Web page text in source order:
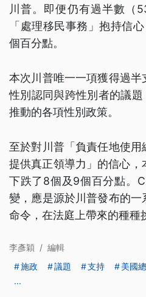
川普。即便仍有過半數（
「處理移民事務」抱持信
個百分點。
本次川普唯一一項獲得過
性別認同與跨性別者的議
推動的各項性別政策。
至於對川普「負責任地使
提供真正領導力」的信心
下跌了8個及9個百分點。
變，應是源於川普發布的
命令，在法庭上帶來的種種
李彥穎 / 編輯
施政
議題 支持
美國
...